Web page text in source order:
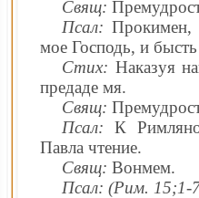
Свящ:
Псал: Прокимен,
мое Господь, и
Стих: Наказуя
предаде мя.
Свящ:
Псал: К
Павла чтение.
Свящ: Вонмем.
Псал: (Рим. 15;1-